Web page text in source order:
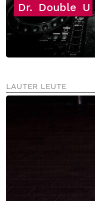
Dr. Double U
LAUTER LEUTE